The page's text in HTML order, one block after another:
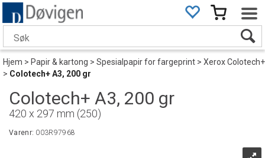
Hjem>Papir & kartong>Spesialpapir for fargeprint>Xerox Colotech+
>Colotech+ A3, 200 gr
Colotech+ A3, 200 gr
420 x 297 mm (250)
Varenr: 003R97968